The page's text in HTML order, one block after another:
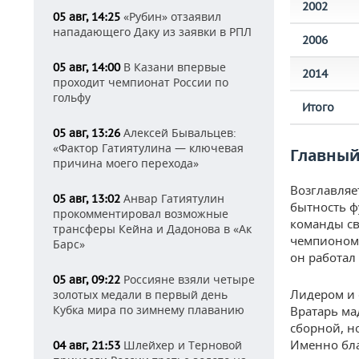
05 авг, 14:25 «Рубин» отзаявил
нападающего Даку из заявки в РПЛ
05 авг, 14:00В Казани впервые
проходит чемпионат России по
гольфу
05 авг, 13:26 Алексей Бывальцев:
«Фактор Гатиятулина — ключевая
причина моего перехода»
05 авг, 13:02 Анвар Гатиятулин
прокомментировал возможные
трансферы Кейна и Дадонова в «Ак
Барс»
05 авг, 09:22 Россияне взяли четыре
золотых медали в первый день
Кубка мира по зимнему плаванию
04 авг, 21:53 Шлейхер и Терновой
2002
2006
2014
Итого
бытность
команды
чемпионом
он
Лидером и
Вратарь
сборной,
Именно